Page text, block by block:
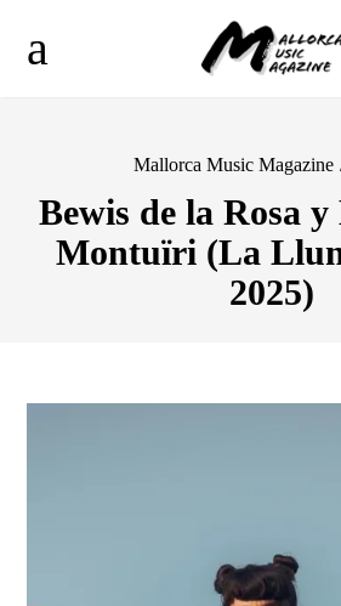
Mallorca Music Magazine
Bewis de la Rosa
Montuïri (La
2025)